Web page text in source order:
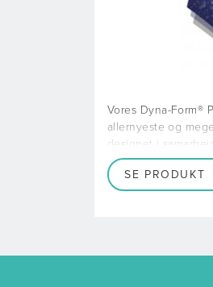
Vores Dyna-Form®
allernyeste og
designet i
og specialister i
SE PRODUKT